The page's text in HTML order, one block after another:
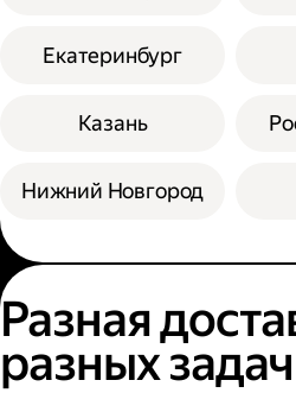
Екатеринбург
Казань
Нижний Новгород
Разная
разных задач